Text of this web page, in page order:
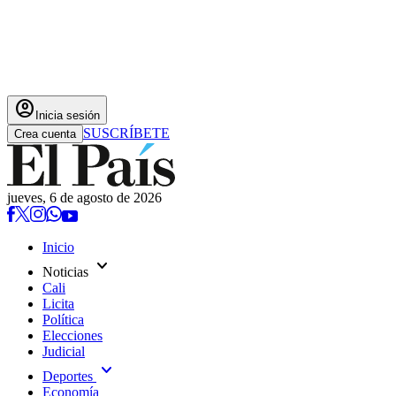
account_circle Inicia sesión
Crea cuenta SUSCRÍBETE
jueves, 6 de agosto de 2026
Inicio
Noticias expand_more
Cali
Licita
Política
Elecciones
Judicial
Deportes expand_more
Economía